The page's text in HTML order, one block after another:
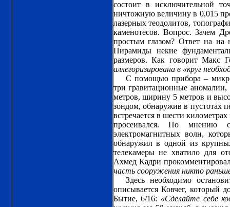
состоит в исключительной
ничтожную величину в 0,015
лазерных теодолитов,
каменотесов. Вопрос. Зачем
простым глазом? Ответ на на
Пирамиды некие
размеров. Как говорит Макс
аллегоризирована в «круг
С помощью прибора –
три гравитационные
метров, ширину 5 метров и
зондом, обнаружив в пустотах
встречается в шести
просеивался. По мнению
электромагнитных волн,
обнаружил в одной из
телекамеры не хватило для
Ахмед Кадри
часть сооружения никто
Здесь необходимо
описывается Ковчег, который
Бытие, 6/16: «Сделайте себе